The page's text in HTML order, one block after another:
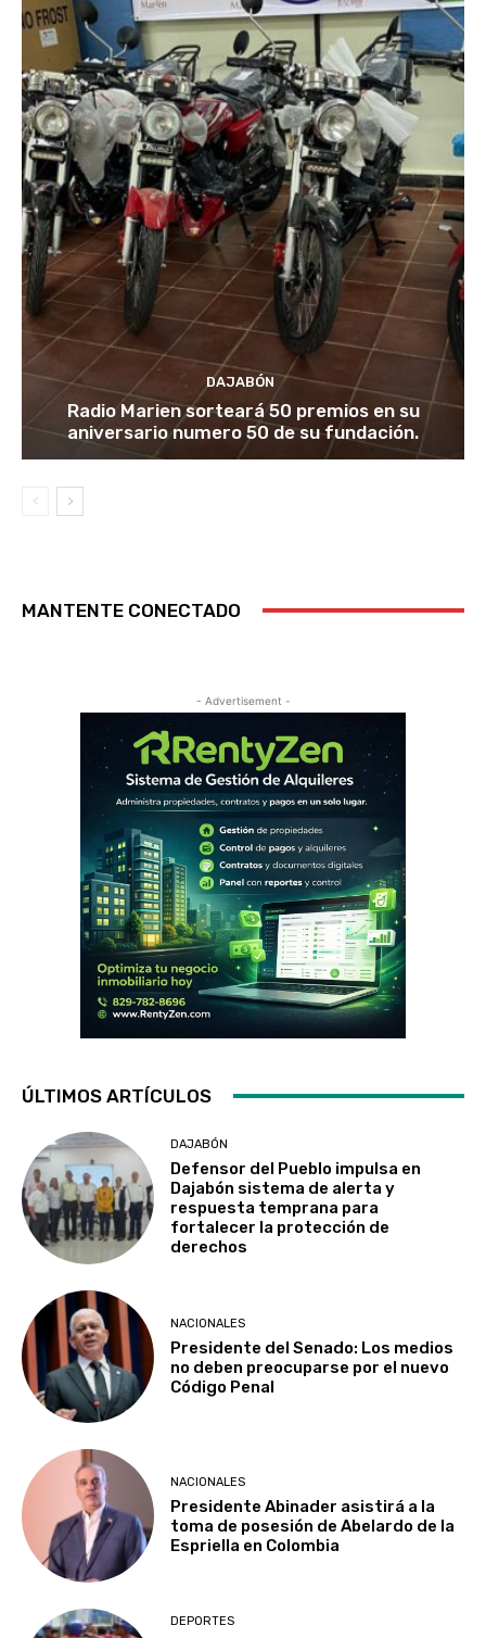
DAJABÓN
Radio Marien sorteará 50 premios en su
aniversario numero 50 de su fundación.
MANTENTE CONECTADO
- Advertisement -
ÚLTIMOS ARTÍCULOS
DAJABÓN
Defensor del Pueblo impulsa en
Dajabón sistema de alerta y
respuesta temprana para
fortalecer la protección de
derechos
NACIONALES
Presidente del Senado: Los medios
no deben preocuparse por el nuevo
Código Penal
NACIONALES
Presidente Abinader asistirá a la
toma de posesión de Abelardo de la
Espriella en Colombia
DEPORTES